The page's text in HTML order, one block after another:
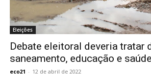
Eleições
Debate eleitoral deveria tratar
saneamento, educação e saúde
eco21 - 12 de abril de 2022